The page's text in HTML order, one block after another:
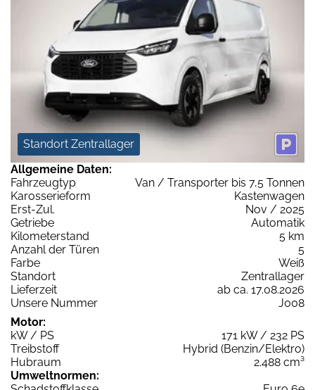
Standort Zentrallager
Allgemeine Daten:
Fahrzeugtyp
Van / Transporter bis 7,5 Tonnen
Karosserieform
Kastenwagen
Erst-Zul.
Nov / 2025
Getriebe
Automatik
Kilometerstand
5 km
Anzahl der Türen
5
Farbe
Weiß
Standort
Zentrallager
Lieferzeit
ab ca. 17.08.2026
Unsere Nummer
J008
Motor:
kW / PS
171 kW / 232 PS
Treibstoff
Hybrid (Benzin/Elektro)
Hubraum
2.488 cm³
Umweltnormen: